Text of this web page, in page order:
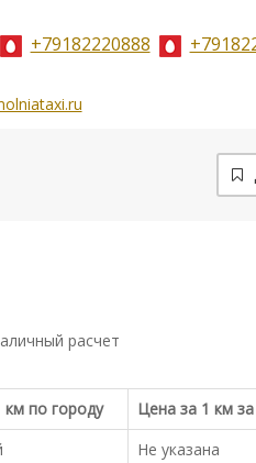
+79182220888
расчет
км по городу Цена за 1 км
Не указана